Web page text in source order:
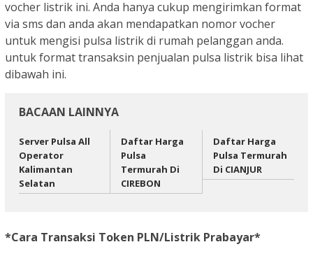
vocher listrik ini. Anda hanya cukup mengirimkan format
via sms dan anda akan mendapatkan nomor vocher
untuk mengisi pulsa listrik di rumah pelanggan anda.
untuk format transaksin penjualan pulsa listrik bisa lihat
dibawah ini.
BACAAN LAINNYA
Server Pulsa All
Operator
Kalimantan
Selatan
Daftar Harga
Pulsa
Termurah Di
CIREBON
Daftar Harga
Pulsa Termurah
Di CIANJUR
*Cara Transaksi Token PLN/Listrik Prabayar*